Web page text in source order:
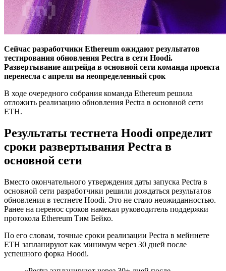
Сейчас разработчики Ethereum ожидают результатов
тестирования обновления Pectra в сети Hoodi.
Развертывание апгрейда в основной сети команда проекта
перенесла с апреля на неопределенный срок
В ходе очередного собрания команда Ethereum решила
отложить реализацию обновления Pectra в основной сети
ETH.
Результаты тестнета Hoodi определит
сроки развертывания Pectra в
основной сети
Вместо окончательного утверждения даты запуска Pectra в
основной сети разработчики решили дождаться результатов
обновления в тестнете Hoodi. Это не стало неожиданностью.
Ранее на перенос сроков намекал руководитель поддержки
протокола Ethereum Тим Бейко.
По его словам, точные сроки реализации Pectra в мейннете
ETH запланируют как минимум через 30 дней после
успешного форка Hoodi.